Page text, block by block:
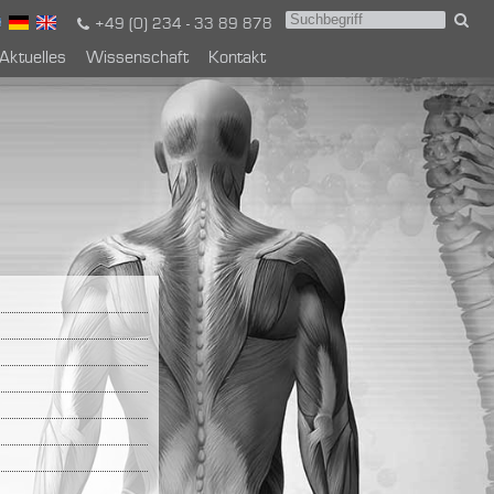
+49 (0) 234 - 33 89 878
Aktuelles Wissenschaft Kontakt